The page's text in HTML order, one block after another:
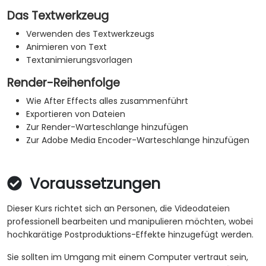
Das Textwerkzeug
Verwenden des Textwerkzeugs
Animieren von Text
Textanimierungsvorlagen
Render-Reihenfolge
Wie After Effects alles zusammenführt
Exportieren von Dateien
Zur Render-Warteschlange hinzufügen
Zur Adobe Media Encoder-Warteschlange hinzufügen
Voraussetzungen
Dieser Kurs richtet sich an Personen, die Videodateien
professionell bearbeiten und manipulieren möchten, wobei
hochkarätige Postproduktions-Effekte hinzugefügt werden.
Sie sollten im Umgang mit einem Computer vertraut sein,